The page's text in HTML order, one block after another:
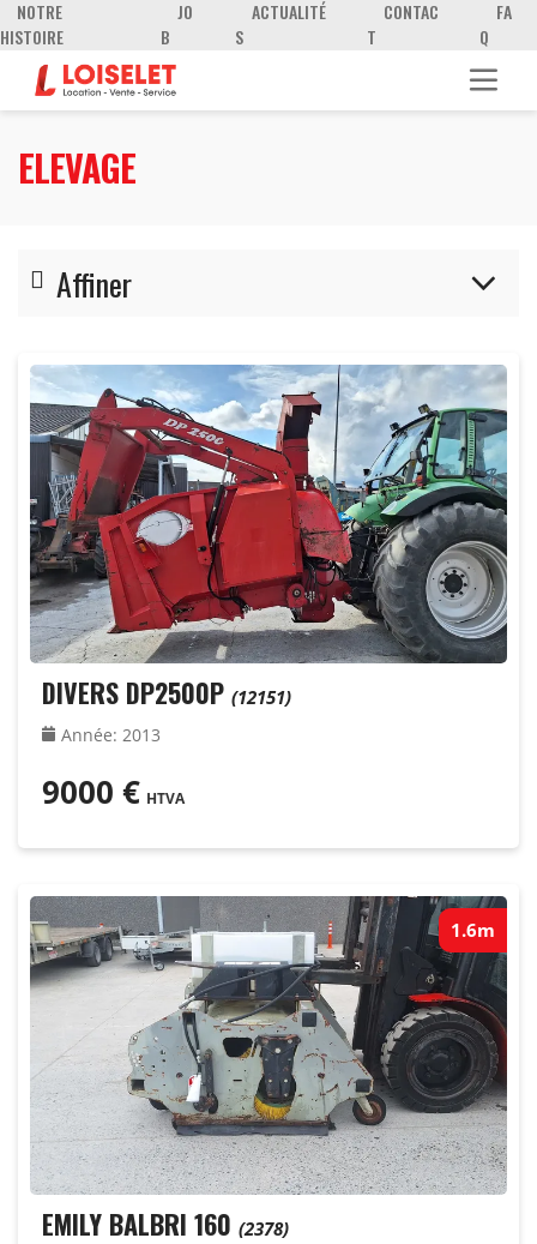
NOTRE
HISTOIRE
JO
B
ACTUALITÉ
S
CONTAC
T
FA
Q
ELEVAGE
Affiner
Alimentation-Balayage-Paillage
DIVERS DP2500P (12151)
Année: 2013
9000 € HTVA
1.6m
EMILY BALBRI 160 (2378)